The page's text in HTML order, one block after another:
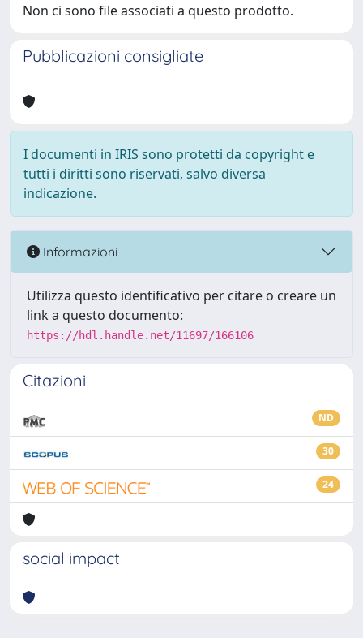
Non ci sono file associati a questo prodotto.
Pubblicazioni consigliate
I documenti in IRIS sono protetti da copyright e
tutti i diritti sono riservati, salvo diversa
indicazione.
Informazioni
Utilizza questo identificativo per citare o creare un
link a questo documento:
https://hdl.handle.net/11697/166106
Citazioni
ND
30
24
social impact